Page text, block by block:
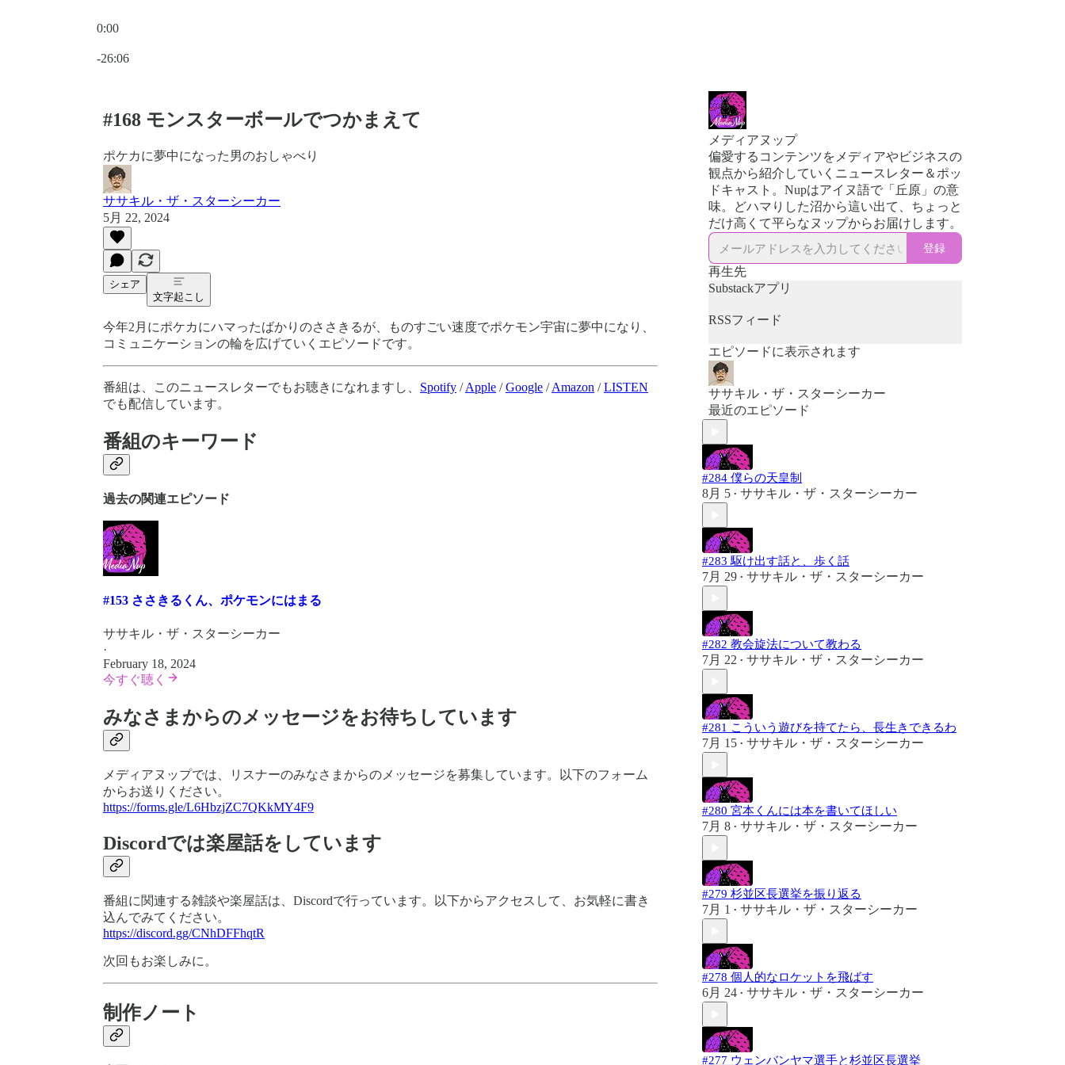
0:00
-26:06
#168 モンスターボールでつかまえて
ポケカに夢中になった男のおしゃべり
ササキル・ザ・スターシーカー
5月 22, 2024
シェア
文字起こし
今年2月にポケカにハマったばかりのささきるが、ものすごい速度でポケモン宇宙に夢中になり、
コミュニケーションの輪を広げていくエピソードです。
番組は、このニュースレターでもお聴きになれますし、 Spotify /Apple /Google /Amazon /LISTEN
でも配信しています。
番組のキーワード
過去の関連エピソード
#153 ささきるくん、ポケモンにはまる
ササキル・ザ・スターシーカー
·
February 18, 2024
今すぐ聴く
みなさまからのメッセージをお待ちしています
メディアヌップでは、リスナーのみなさまからのメッセージを募集しています。以下のフォーム
からお送りください。
https://forms.gle/L6HbzjZC7QKkMY4F9
Discordでは楽屋話をしています
番組に関連する雑談や楽屋話は、Discordで行っています。以下からアクセスして、お気軽に書き
込んでみてください。
https://discord.gg/CNhDFFhqtR
次回もお楽しみに。
制作ノート
メディアヌップ
偏愛するコンテンツをメディアやビジネスの
観点から紹介していくニュースレター＆ポッ
ドキャスト。Nupはアイヌ語で「丘原」の意
味。どハマりした沼から這い出て、ちょっと
だけ高くて平らなヌップからお届けします。
登録
再生先
Substackアプリ
RSSフィード
エピソードに表示されます
ササキル・ザ・スターシーカー
最近のエピソード
#284 僕らの天皇制
8月 5 • ササキル・ザ・スターシーカー
#283 駆け出す話と、歩く話
7月 29 • ササキル・ザ・スターシーカー
#282 教会旋法について教わる
7月 22 • ササキル・ザ・スターシーカー
#281 こういう遊びを持てたら、長生きできるわ
7月 15 • ササキル・ザ・スターシーカー
#280 宮本くんには本を書いてほしい
7月 8 • ササキル・ザ・スターシーカー
#279 杉並区長選挙を振り返る
7月 1 • ササキル・ザ・スターシーカー
#278 個人的なロケットを飛ばす
6月 24 • ササキル・ザ・スターシーカー
#277 ウェンバンヤマ選手と杉並区長選挙